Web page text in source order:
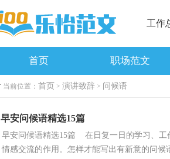
工作
首页 职场范文
当前位置： 首页 > 演讲致辞 > 问候语
早安问候语精选15篇
早安问候语精选15篇 在日复一日的学习、工
情感交流的作用。怎样才能写出有新意的问候